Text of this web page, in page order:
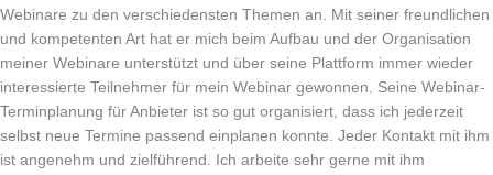
Webinare zu den verschiedensten Themen an. Mit seiner freundlichen
und kompetenten Art hat er mich beim Aufbau und der Organisation
meiner Webinare unterstützt und über seine Plattform immer wieder
interessierte Teilnehmer für mein Webinar gewonnen. Seine Webinar-
Terminplanung für Anbieter ist so gut organisiert, dass ich jederzeit
selbst neue Termine passend einplanen konnte. Jeder Kontakt mit ihm
ist angenehm und zielführend. Ich arbeite sehr gerne mit ihm